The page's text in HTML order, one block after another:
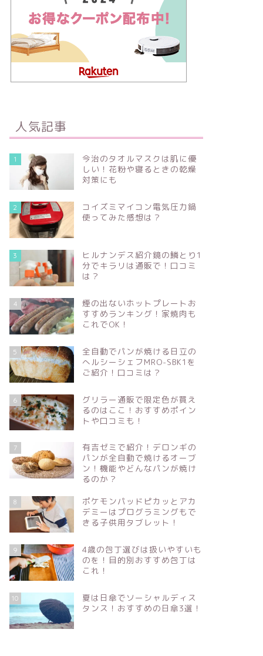
人気記事
1
今治のタオルマスクは肌に優
しい！花粉や寝るときの乾燥
対策にも
2
コイズミマイコン電気圧力鍋
使ってみた感想は？
3
ヒルナンデス紹介鏡の鱗とり1
分でキラリは通販で！口コミ
は？
4
煙の出ないホットプレートお
すすめランキング！家焼肉も
これでOK！
5
全自動でパンが焼ける日立の
へルシーシェフMRO-SBK1を
ご紹介！口コミは？
6
グリラー通販で限定色が買え
るのはここ！おすすめポイン
トや口コミも！
7
有吉ゼミで紹介！デロンギの
パンが全自動で焼けるオーブ
ン！機能やどんなパンが焼け
るのか？
8
ポケモンパッドピカッとアカ
デミーはプログラミングもで
きる子供用タブレット！
9
4歳の包丁選びは扱いやすいも
のを！目的別おすすめ包丁は
これ！
10
夏は日傘でソーシャルディス
タンス！おすすめの日傘3選！